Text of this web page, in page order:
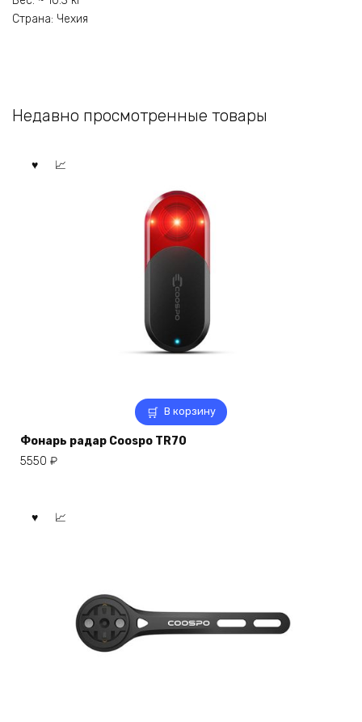
Страна: Чехия
Недавно просмотренные товары
В корзину
Фонарь радар Coospo TR70
5550 ₽